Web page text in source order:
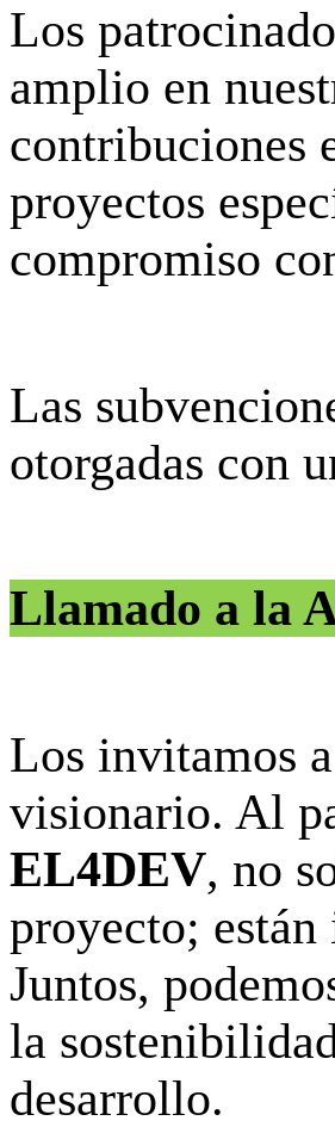
Los
amplio en
contribuciones
proyectos
compromiso
Las
otorgadas con
Llamado a la
Los invitamos
visionario. Al
EL4DEV, no
proyecto;
Juntos,
la
desarrollo.